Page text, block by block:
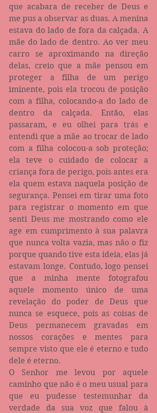
que acabara de receber de Deus e
me pus a observar as duas. A menina
estava do lado de fora da calçada. A
mãe do lado de dentro. Ao ver meu
carro se aproximando na direção
delas, creio que a mãe pensou em
proteger a filha de um perigo
iminente, pois ela trocou de posição
com a filha, colocando-a do lado de
dentro da calçada. Então, elas
passaram, e eu olhei para trás e
entendi que a mãe ao trocar de lado
com a filha colocou-a sob proteção;
ela teve o cuidado de colocar a
criança fora de perigo, pois antes era
ela quem estava naquela posição de
segurança. Pensei em tirar uma foto
para registrar o momento em que
senti Deus me mostrando como ele
age em cumprimento à sua palavra
que nunca volta vazia, mas não o fiz
porque quando tive esta ideia, elas já
estavam longe. Contudo, logo pensei
que a minha mente fotografou
aquele momento único de uma
revelação do poder de Deus que
nunca se esquece, pois as coisas de
Deus permanecem gravadas em
nossos corações e mentes para
sempre visto que ele é eterno e tudo
dele é eterno.
O Senhor me levou por aquele
caminho que não é o meu usual para
que eu pudesse testemunhar da
verdade da sua voz que falou à